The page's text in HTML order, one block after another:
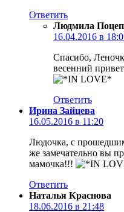
Ответить
Людмила
16.04.2016 в
Спасибо,
весенний
Ответить
Ирина Зайцева
16.05.2016 в 11:20
Людочка, с
же замечательно вы
мамочка!!!
Ответить
Наталья Краснова
18.06.2016 в 21:48